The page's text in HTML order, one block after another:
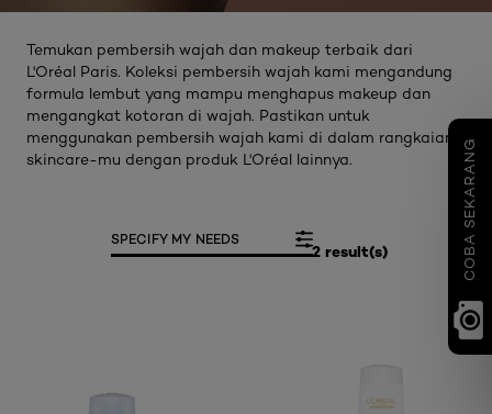
COBA SEKARANG
Temukan pembersih wajah dan makeup terbaik dari
L'Oréal Paris. Koleksi pembersih wajah kami mengandung
formula lembut yang mampu menghapus makeup dan
mengangkat kotoran di wajah. Pastikan untuk
menggunakan pembersih wajah kami di dalam rangkaian
skincare-mu dengan produk L'Oréal lainnya.
2 result(s)
SPECIFY MY NEEDS